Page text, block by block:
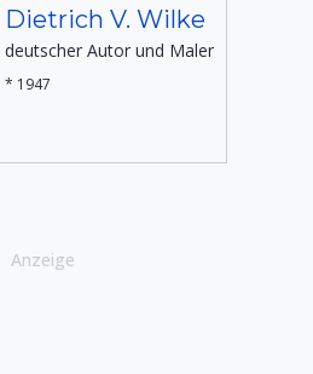
Dietrich V. Wilke
deutscher Autor und Maler
* 1947
Anzeige